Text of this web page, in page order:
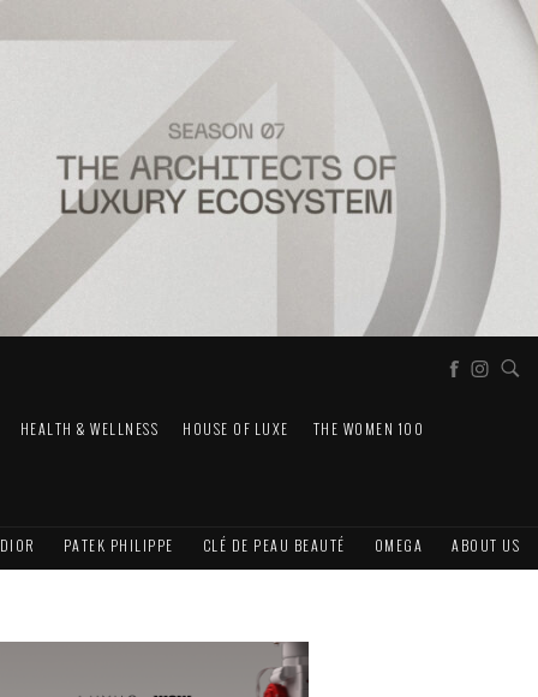
HEALTH & WELLNESS HOUSE OF LUXE THE WOMEN 100
DIOR PATEK PHILIPPE CLÉ DE PEAU BEAUTÉ OMEGA ABOUT US